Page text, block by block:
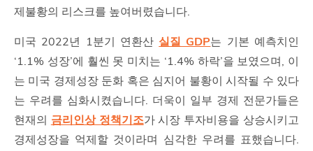
제불황의 리스크를 높여버렸습니다.
미국 2022년 1분기 연환산 실질 GDP는 기본 예측치인
‘1.1% 성장’에 훨씬 못 미치는 ‘1.4% 하락’을 보였으며, 이
는 미국 경제성장 둔화 혹은 심지어 불황이 시작될 수 있다
는 우려를 심화시켰습니다. 더욱이 일부 경제 전문가들은
현재의 금리인상 정책기조가 시장 투자비용을 상승시키고
경제성장을 억제할 것이라며 심각한 우려를 표했습니다.